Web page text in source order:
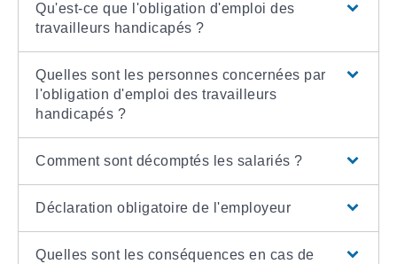
Qu'est-ce que l'obligation d'emploi des
travailleurs handicapés ?
Quelles sont les personnes concernées par
l'obligation d'emploi des travailleurs
handicapés ?
Comment sont décomptés les salariés ?
Déclaration obligatoire de l'employeur
Quelles sont les conséquences en cas de